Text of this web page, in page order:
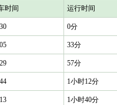
时间 运行时间
0分
33分
57分
1小时12分
1小时40分